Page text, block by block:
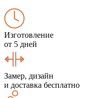
Изготовление
от 5 дней
Замер, дизайн
и доставка бесплатно